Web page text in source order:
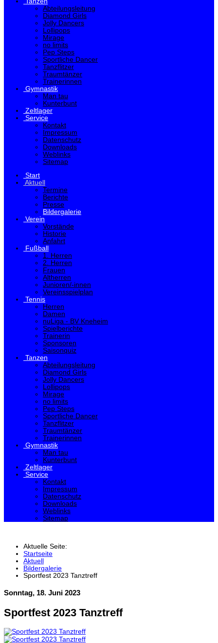
Abteilungsleitung
Diamond Girls
Jolly Dancers
Lollipops
Mirage
no limits
Pep Steps
Sportliche Dancer
Tanzflitzer
Traumtänzer
Trainerinnen
Gymnastik
Man tau
Kunterbunt
Zeltlager
Service
Kontakt
Impressum
Datenschutz
Downloads
Weblinks
Sitemap
Start
Aktuell
Termine
Berichte
Presse
Bildergalerie
Verein
Vorstände
Historie
Anfahrt
Fußball
1. Herren
2. Herren
Frauen
Altherren
Junioren/-innen
Vereinsspielplan
Tennis
Herren
Damen
nuLiga - BV Kneheim
Spielberichte
Trainerin
Sponsoren
Saisonquiz
Tanzen
Abteilungsleitung
Diamond Girls
Jolly Dancers
Lollipops
Mirage
no limits
Pep Steps
Sportliche Dancer
Tanzflitzer
Traumtänzer
Trainerinnen
Gymnastik
Man tau
Kunterbunt
Zeltlager
Service
Kontakt
Impressum
Datenschutz
Downloads
Weblinks
Sitemap
Aktuelle Seite:
Startseite
Aktuell
Bildergalerie
Sportfest 2023 Tanztreff
Sonntag, 18. Juni 2023
Sportfest 2023 Tanztreff